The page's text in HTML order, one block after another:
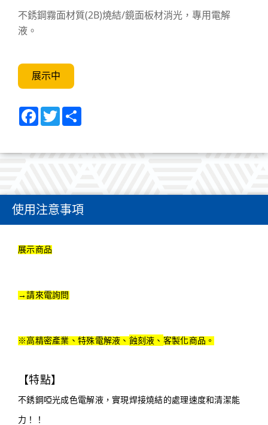
不銹鋼霧面材質(2B)燒結/鏡面板材消光，專用電解
液。
展示中
Facebook
Twitter
使用注意事項
展示商品
→請來電詢問
※高精密產業、特殊電解液、 蝕刻液、 客製化商品。
【特點】
不銹鋼啞光成色電解液，實現焊接燒結的處理速度和清潔能
力！！